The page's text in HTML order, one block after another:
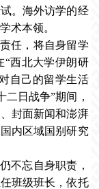
。海外访学的经
术本领。
任，将自身留学
“西北大学伊朗研
自己的留学生活
日战争”期间，
封面新闻和澎湃
内区域国别研究
不忘自身职责，
班级班长，依托